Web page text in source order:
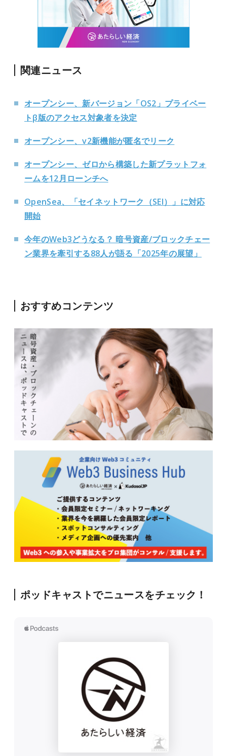
関連ニュース
オープンシー、新バージョン「OS2」プライベー
トβ版のアクセス対象者を決定
オープンシー、v2新機能が匿名でリーク
オープンシー、ゼロから構築した新プラットフォ
ームを12月ローンチへ
OpenSea、「セイネットワーク（SEI）」に対応
開始
今年のWeb3どうなる？ 暗号資産/ブロックチェー
ン業界を牽引する88人が語る「2025年の展望」
おすすめコンテンツ
ポッドキャストでニュースをチェック！